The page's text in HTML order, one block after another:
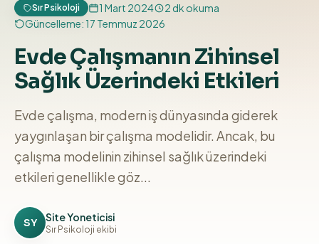
Sır Psikoloji 1 Mart 2024 2dk okuma
Güncelleme:17 Temmuz 2026
Evde Çalışmanın Zihinsel
Sağlık Üzerindeki Etkileri
Evde çalışma, modern iş dünyasında giderek
yaygınlaşan bir çalışma modelidir. Ancak, bu
çalışma modelinin zihinsel sağlık üzerindeki
etkileri genellikle göz...
SY Site Yoneticisi
Sır Psikoloji ekibi